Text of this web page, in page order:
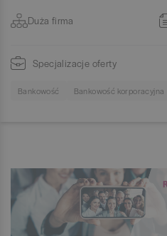
Duża firma
Specjalizacje oferty
Bankowość Bankowość korporacyjna